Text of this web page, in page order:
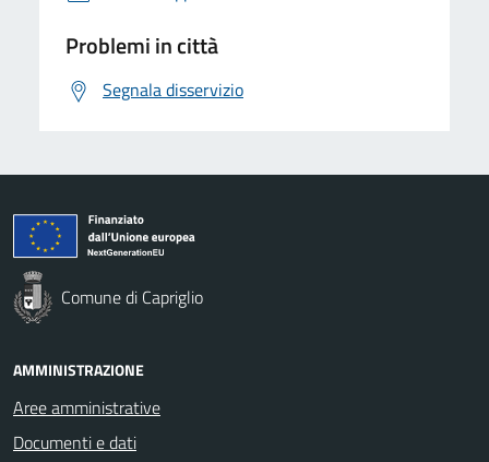
Problemi in città
Segnala disservizio
Comune di Capriglio
AMMINISTRAZIONE
Aree amministrative
Documenti e dati